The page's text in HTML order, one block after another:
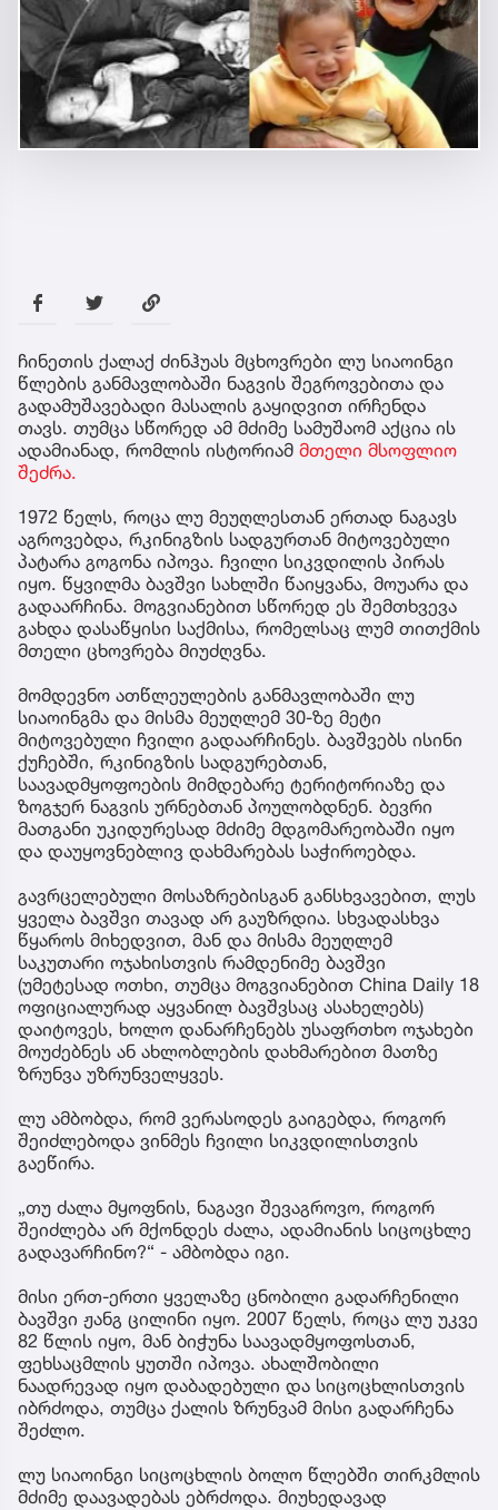
ჩინეთის ქალაქ ძინჰუას მცხოვრები ლუ სიაოინგი
წლების განმავლობაში ნაგვის შეგროვებითა და
გადამუშავებადი მასალის გაყიდვით ირჩენდა
თავს. თუმცა სწორედ ამ მძიმე სამუშაომ აქცია ის
ადამიანად, რომლის ისტორიამ მთელი მსოფლიო
შეძრა.
1972 წელს, როცა ლუ მეუღლესთან ერთად ნაგავს
აგროვებდა, რკინიგზის სადგურთან მიტოვებული
პატარა გოგონა იპოვა. ჩვილი სიკვდილის პირას
იყო. წყვილმა ბავშვი სახლში წაიყვანა, მოუარა და
გადაარჩინა. მოგვიანებით სწორედ ეს შემთხვევა
გახდა დასაწყისი საქმისა, რომელსაც ლუმ თითქმის
მთელი ცხოვრება მიუძღვნა.
მომდევნო ათწლეულების განმავლობაში ლუ
სიაოინგმა და მისმა მეუღლემ 30-ზე მეტი
მიტოვებული ჩვილი გადაარჩინეს. ბავშვებს ისინი
ქუჩებში, რკინიგზის სადგურებთან,
საავადმყოფოების მიმდებარე ტერიტორიაზე და
ზოგჯერ ნაგვის ურნებთან პოულობდნენ. ბევრი
მათგანი უკიდურესად მძიმე მდგომარეობაში იყო
და დაუყოვნებლივ დახმარებას საჭიროებდა.
გავრცელებული მოსაზრებისგან განსხვავებით, ლუს
ყველა ბავშვი თავად არ გაუზრდია. სხვადასხვა
წყაროს მიხედვით, მან და მისმა მეუღლემ
საკუთარი ოჯახისთვის რამდენიმე ბავშვი
(უმეტესად ოთხი, თუმცა მოგვიანებით China Daily 18
ოფიციალურად აყვანილ ბავშვსაც ასახელებს)
დაიტოვეს, ხოლო დანარჩენებს უსაფრთხო ოჯახები
მოუძებნეს ან ახლობლების დახმარებით მათზე
ზრუნვა უზრუნველყვეს.
ლუ ამბობდა, რომ ვერასოდეს გაიგებდა, როგორ
შეიძლებოდა ვინმეს ჩვილი სიკვდილისთვის
გაეწირა.
„თუ ძალა მყოფნის, ნაგავი შევაგროვო, როგორ
შეიძლება არ მქონდეს ძალა, ადამიანის სიცოცხლე
გადავარჩინო?“ - ამბობდა იგი.
მისი ერთ-ერთი ყველაზე ცნობილი გადარჩენილი
ბავშვი ჟანგ ცილინი იყო. 2007 წელს, როცა ლუ უკვე
82 წლის იყო, მან ბიჭუნა საავადმყოფოსთან,
ფეხსაცმლის ყუთში იპოვა. ახალშობილი
ნაადრევად იყო დაბადებული და სიცოცხლისთვის
იბრძოდა, თუმცა ქალის ზრუნვამ მისი გადარჩენა
შეძლო.
ლუ სიაოინგი სიცოცხლის ბოლო წლებში თირკმლის
მძიმე დაავადებას ებრძოდა. მიუხედავად